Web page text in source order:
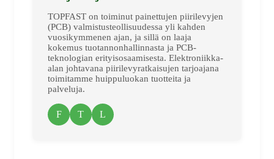
TOPFAST on toiminut painettujen piirilevyjen
(PCB) valmistusteollisuudessa yli kahden
vuosikymmenen ajan, ja sillä on laaja
kokemus tuotannonhallinnasta ja PCB-
teknologian erityisosaamisesta. Elektroniikka-
alan johtavana piirilevyratkaisujen tarjoajana
toimitamme huippuluokan tuotteita ja
palveluja.
F T L